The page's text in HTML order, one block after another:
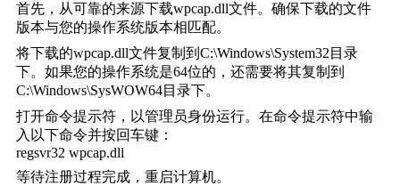
首先，从可靠的来源下载wpcap.dll文件。确保下载的文件
版本与您的操作系统版本相匹配。
将下载的wpcap.dll文件复制到C:\Windows\System32目录
下。如果您的操作系统是64位的，还需要将其复制到
C:\Windows\SysWOW64目录下。
打开命令提示符，以管理员身份运行。在命令提示符中输
入以下命令并按回车键：
regsvr32 wpcap.dll
等待注册过程完成，重启计算机。